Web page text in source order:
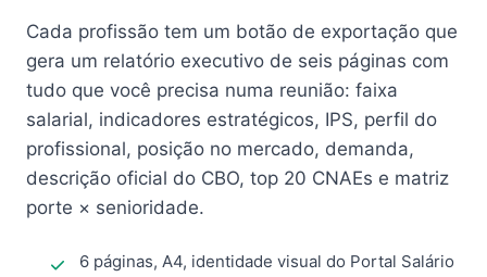
Cada profissão tem um botão de exportação que
gera um relatório executivo de seis páginas com
tudo que você precisa numa reunião: faixa
salarial, indicadores estratégicos, IPS, perfil do
profissional, posição no mercado, demanda,
descrição oficial do CBO, top 20 CNAEs e matriz
porte × senioridade.
6 páginas, A4, identidade visual do Portal Salário